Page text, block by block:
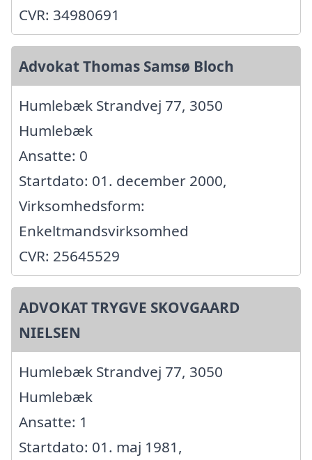
CVR: 34980691
Advokat Thomas Samsø Bloch
Humlebæk Strandvej 77, 3050
Humlebæk
Ansatte: 0
Startdato: 01. december 2000,
Virksomhedsform:
Enkeltmandsvirksomhed
CVR: 25645529
ADVOKAT TRYGVE SKOVGAARD
NIELSEN
Humlebæk Strandvej 77, 3050
Humlebæk
Ansatte: 1
Startdato: 01. maj 1981,